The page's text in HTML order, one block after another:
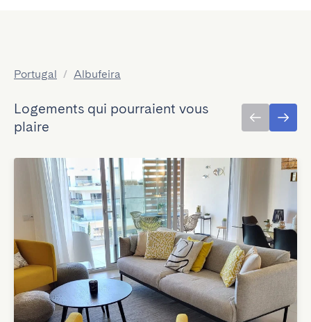
Portugal / Albufeira
Logements qui pourraient vous
plaire